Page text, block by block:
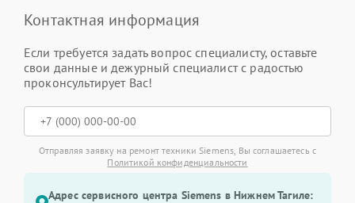
Контактная информация
Если требуется задать вопрос специалисту, оставьте
свои данные и дежурный специалист с радостью
проконсультирует Вас!
Отправляя заявку на ремонт техники Siemens, Вы соглашаетесь с
Политикой конфиденциальности
Адрес сервисного центра Siemens в Нижнем Тагиле: